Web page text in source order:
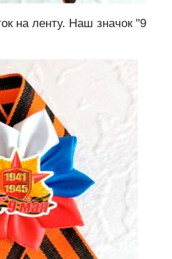
на ленту. Наш значок "9